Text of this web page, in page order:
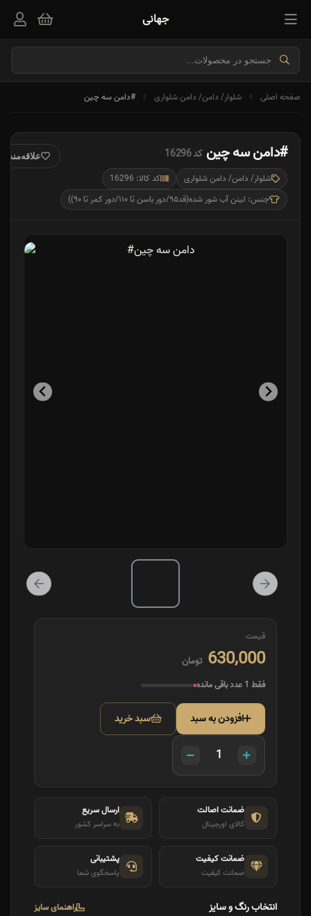
جهانی
صفحه اصلی شلوار/ دامن/ دامن شلواری #دامن سه چین
#دامن سه چینکد 16296
شلوار/ دامن/ دامن شلواری
کد کالا: 16296
جنس: لینن آب شور شده(قد۹۵/دور باسن تا ۱۱۰/دور کمر تا ۹۰))
علاقه‌مندی
قیمت
630,000 تومان
فقط 1 عدد باقی مانده
افزودن به سبد سبد خرید
ضمانت اصالت
کالای اورجینال
ارسال سریع
به سراسر کشور
ضمانت کیفیت
ضمانت کیفیت
پشتیبانی
پاسخگوی شما
انتخاب رنگ و سایز راهنمای سایز